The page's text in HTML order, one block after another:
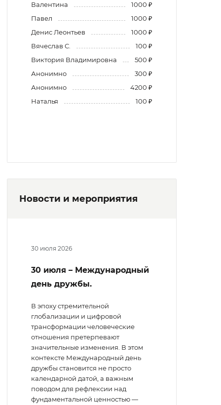
Валентина
1000 ₽
Павел
1000 ₽
Денис Леонтьев
1000 ₽
Вячеслав С.
100 ₽
Виктория Владимировна
500 ₽
Анонимно
300 ₽
Анонимно
4200 ₽
Наталья
100 ₽
Новости и мероприятия
30 июля 2026
30 июля – Международный
день дружбы.
В эпоху стремительной
глобализации и цифровой
трансформации человеческие
отношения претерпевают
значительные изменения. В этом
контексте Международный день
дружбы становится не просто
календарной датой, а важным
поводом для рефлексии над
фундаментальной ценностью —